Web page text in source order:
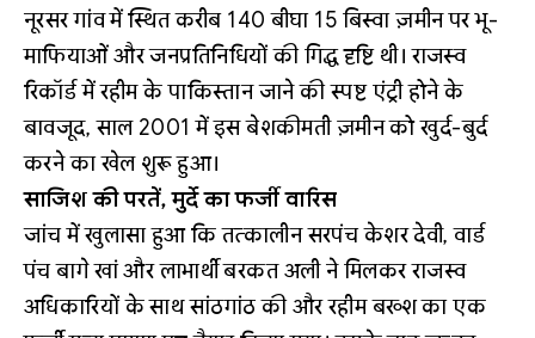
नूरसर गांव में स्थित करीब 140 बीघा 15 बिस्वा ज़मीन पर भू-
माफियाओं और जनप्रतिनिधियों की गिद्ध दृष्टि थी। राजस्व
रिकॉर्ड में रहीम के पाकिस्तान जाने की स्पष्ट एंट्री होने के
बावजूद, साल 2001 में इस बेशकीमती ज़मीन को खुर्द-बुर्द
करने का खेल शुरू हुआ।
साजिश की परतें, मुर्दे का फर्जी वारिस
जांच में खुलासा हुआ कि तत्कालीन सरपंच केशर देवी, वार्ड
पंच बागे खां और लाभार्थी बरकत अली ने मिलकर राजस्व
अधिकारियों के साथ सांठगांठ की और रहीम बख्श का एक